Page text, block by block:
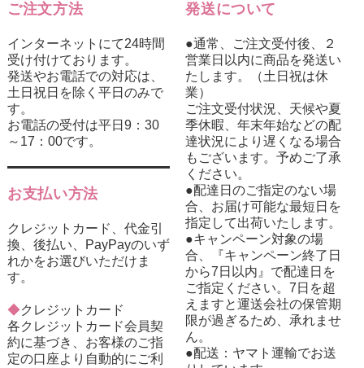
ご注文方法
インターネットにて24時間
受け付けております。
発送やお電話での対応は、
土日祝日を除く平日のみで
す。
お電話の受付は平日9：30
～17：00です。
お支払い方法
クレジットカード、代金引
換、後払い、PayPayのいず
れかをお選びいただけま
す。
◆クレジットカード
各クレジットカード会員契
約に基づき、お客様のご指
定の口座より自動的にご利
発送について
●通常、ご注文受付後、２
営業日以内に商品を発送い
たします。（土日祝は休
業）
ご注文受付状況、天候や夏
季休暇、年末年始などの配
達状況により遅くなる場合
もございます。予めご了承
ください。
●配達日のご指定のない場
合、お届け可能な最短日を
指定して出荷いたします。
●キャンペーン対象の場
合、『キャンペーン終了日
から7日以内』で配達日を
ご指定ください。7日を超
えますと運送会社の保管期
限が過ぎるため、承れませ
ん。
●配送：ヤマト運輸でお送